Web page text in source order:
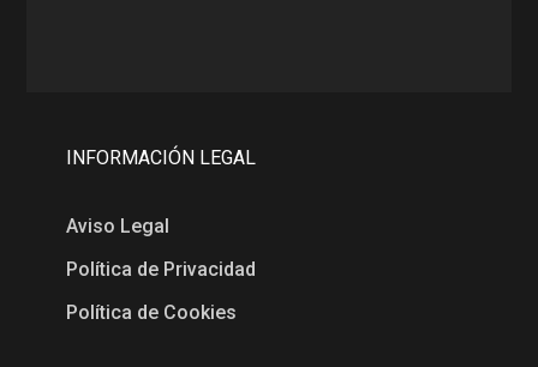
INFORMACIÓN LEGAL
Aviso Legal
Política de Privacidad
Política de Cookies